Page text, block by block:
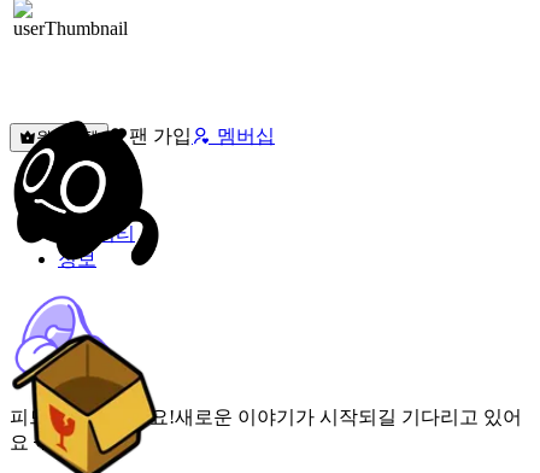
원픽선택 팬 가입 멤버십
밐타운
피드
커뮤니티
정보
피드가 비어있어요!새로운 이야기가 시작되길 기다리고 있어
요 🌟